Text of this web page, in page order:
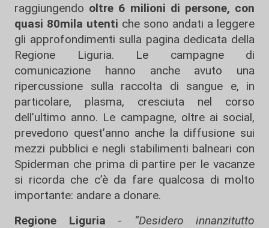
raggiungendo oltre 6 milioni di persone, con
quasi 80mila utenti che sono andati a leggere
gli approfondimenti sulla pagina dedicata della
Regione Liguria. Le campagne di
comunicazione hanno anche avuto una
ripercussione sulla raccolta di sangue e, in
particolare, plasma, cresciuta nel corso
dell’ultimo anno. Le campagne, oltre ai social,
prevedono quest’anno anche la diffusione sui
mezzi pubblici e negli stabilimenti balneari con
Spiderman che prima di partire per le vacanze
si ricorda che c’è da fare qualcosa di molto
importante: andare a donare.
Regione Liguria - “Desidero innanzitutto